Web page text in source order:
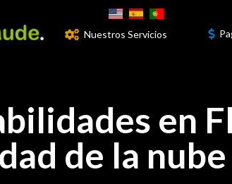
 Nuestros Servicios 
en
de la